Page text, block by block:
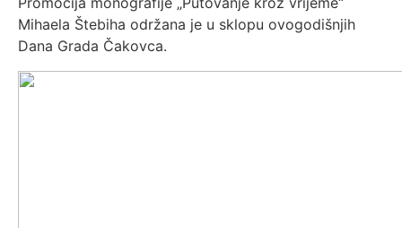
Mihaela Štebiha održana je u sklopu ovogodišnjih
Dana Grada Čakovca.